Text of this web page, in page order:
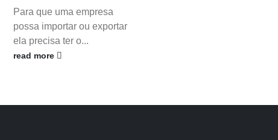
Para que uma empresa
possa importar ou exportar
ela precisa ter o...
read more